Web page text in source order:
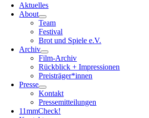
Aktuelles
About
Team
Festival
Brot und Spiele e.V.
Archiv
Film-Archiv
Rückblick + Impressionen
Preisträger*innen
Presse
Kontakt
Pressemitteilungen
11mmCheck!